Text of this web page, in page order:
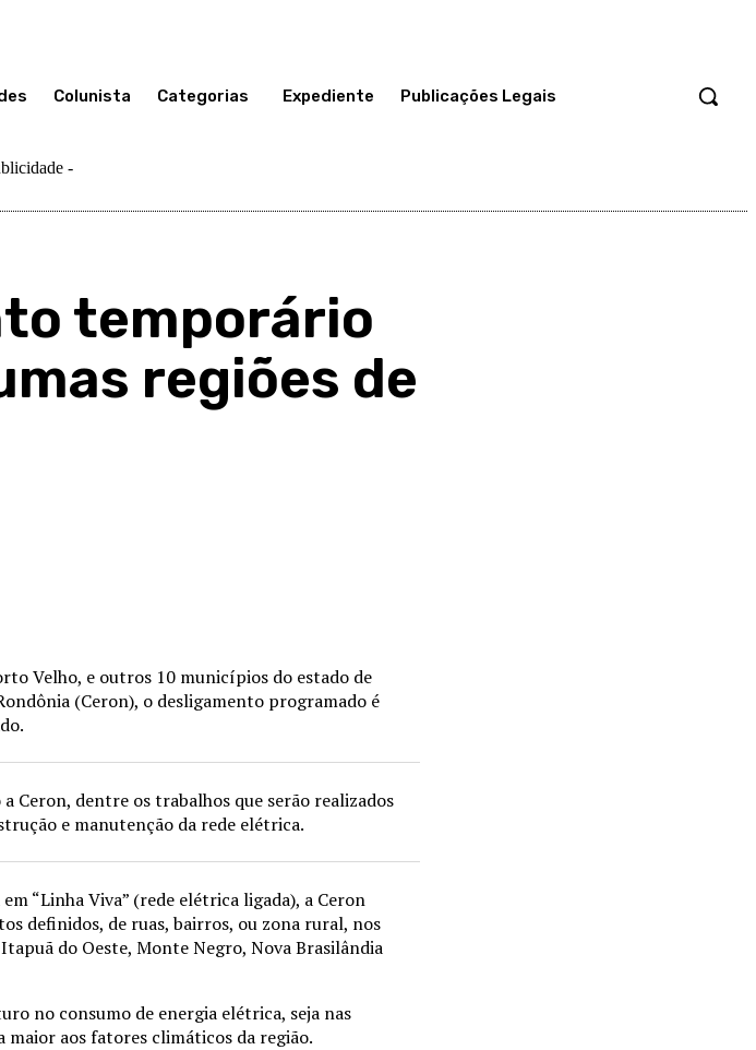
Colunista Categorias Expediente Publicações Legais
-
temporário
regiões de
Velho, e outros 10 municípios do estado de
(Ceron), o desligamento programado é
Ceron, dentre os trabalhos que serão realizados
e manutenção da rede elétrica.
“Linha Viva” (rede elétrica ligada), a Ceron
definidos, de ruas, bairros, ou zona rural, nos
do Oeste, Monte Negro, Nova Brasilândia
no consumo de energia elétrica, seja nas
maior aos fatores climáticos da região.